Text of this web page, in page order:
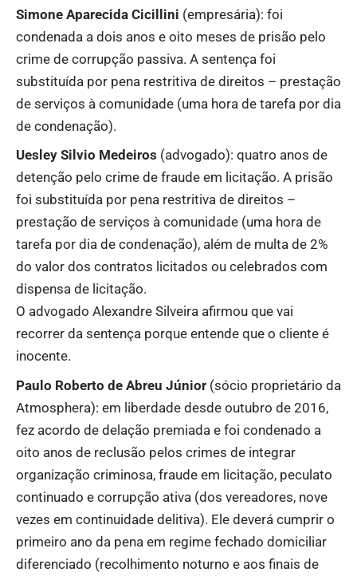
Simone Aparecida Cicillini (empresária): foi
condenada a dois anos e oito meses de prisão pelo
crime de corrupção passiva. A sentença foi
substituída por pena restritiva de direitos – prestação
de serviços à comunidade (uma hora de tarefa por dia
de condenação).
Uesley Silvio Medeiros (advogado): quatro anos de
detenção pelo crime de fraude em licitação. A prisão
foi substituída por pena restritiva de direitos –
prestação de serviços à comunidade (uma hora de
tarefa por dia de condenação), além de multa de 2%
do valor dos contratos licitados ou celebrados com
dispensa de licitação.
O advogado Alexandre Silveira afirmou que vai
recorrer da sentença porque entende que o cliente é
inocente.
Paulo Roberto de Abreu Júnior (sócio proprietário da
Atmosphera): em liberdade desde outubro de 2016,
fez acordo de delação premiada e foi condenado a
oito anos de reclusão pelos crimes de integrar
organização criminosa, fraude em licitação, peculato
continuado e corrupção ativa (dos vereadores, nove
vezes em continuidade delitiva). Ele deverá cumprir o
primeiro ano da pena em regime fechado domiciliar
diferenciado (recolhimento noturno e aos finais de